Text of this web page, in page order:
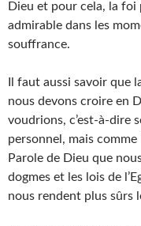
Dieu et pour cela, la
admirable dans les
souffrance.
Il faut aussi savoir que
nous devons croire en
voudrions, c’est-à-dire
personnel, mais
Parole de Dieu que
dogmes et les lois de
nous rendent plus sûrs